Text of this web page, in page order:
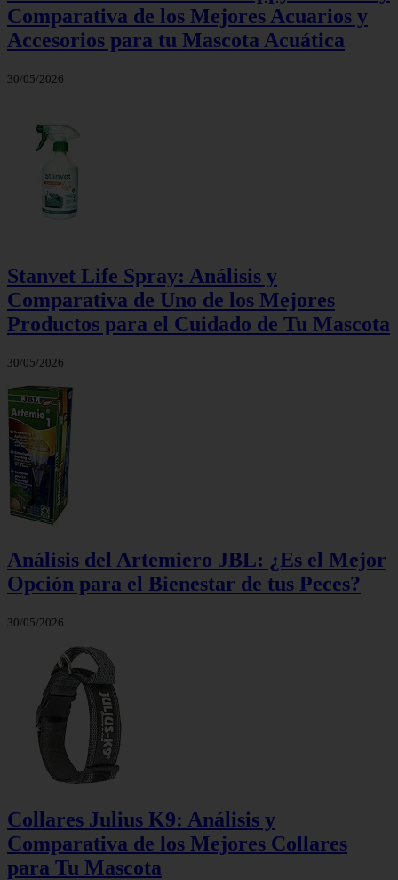
Comparativa de los Mejores Acuarios y
Accesorios para tu Mascota Acuática
30/05/2026
Stanvet Life Spray: Análisis y
Comparativa de Uno de los Mejores
Productos para el Cuidado de Tu Mascota
30/05/2026
Análisis del Artemiero JBL: ¿Es el Mejor
Opción para el Bienestar de tus Peces?
30/05/2026
Collares Julius K9: Análisis y
Comparativa de los Mejores Collares
para Tu Mascota